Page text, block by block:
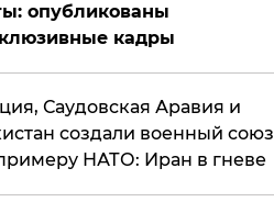
опубликованы
кадры
Саудовская Аравия и
создали военный союз
НАТО: Иран в гневе